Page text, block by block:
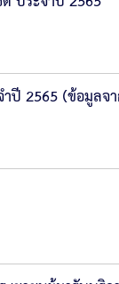
ปร่งใสในการ
ปี 2565 (ข้อมูลจ